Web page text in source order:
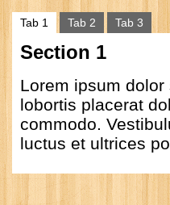
Tab 1 Tab 2 Tab 3
Section 1
Lorem ipsum
lobortis placerat
commodo.
luctus et ultrices